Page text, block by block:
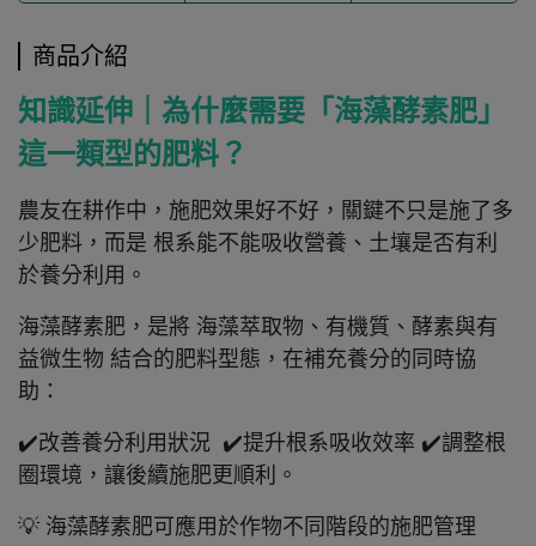
商品介紹
知識延伸｜為什麼需要「海藻酵素肥」
這一類型的肥料？
農友在耕作中，施肥效果好不好，關鍵不只是施了多
少肥料，而是 根系能不能吸收營養、土壤是否有利
於養分利用。
海藻酵素肥，是將 海藻萃取物、有機質、酵素與有
益微生物 結合的肥料型態，在補充養分的同時協
助：
✔️改善養分利用狀況 ✔️提升根系吸收效率 ✔️調整根
圈環境，讓後續施肥更順利。
💡 海藻酵素肥可應用於作物不同階段的施肥管理